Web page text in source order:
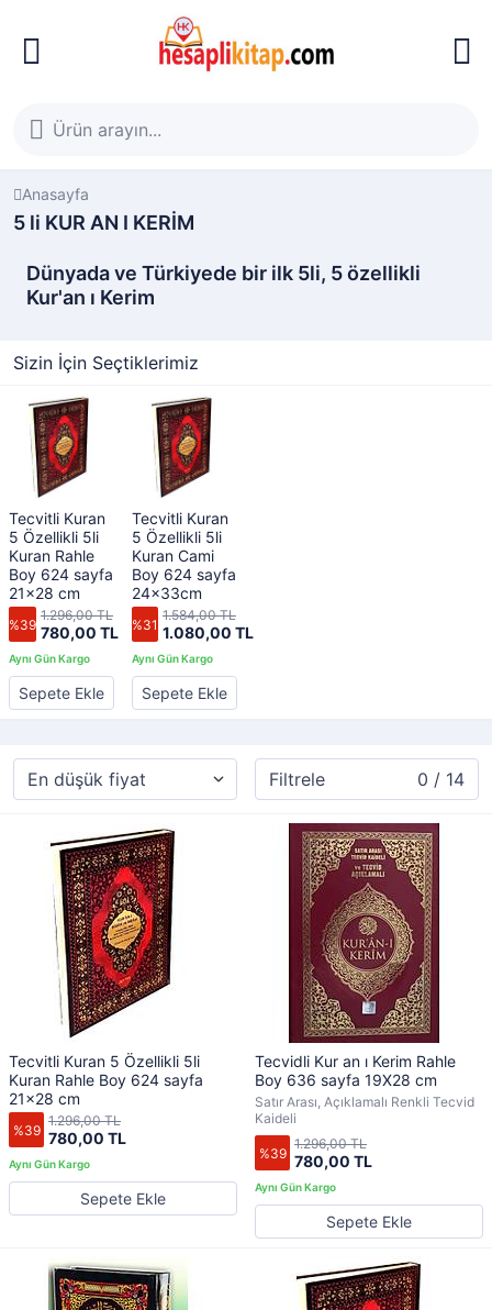
Anasayfa
5 li KUR AN I KERİM
Dünyada ve Türkiyede bir ilk 5li, 5 özellikli
Kur'an ı Kerim
Sizin İçin Seçtiklerimiz
Tecvitli Kuran
5 Özellikli 5li
Kuran Rahle
Boy 624 sayfa
21x28 cm
%39 780,00 TL
1.296,00 TL
Sepete Ekle
Tecvitli Kuran
5 Özellikli 5li
Kuran Cami
Boy 624 sayfa
24x33cm
%31 1.080,00 TL
1.584,00 TL
Sepete Ekle
Filtrele 0 / 14
Tecvitli Kuran 5 Özellikli 5li
Kuran Rahle Boy 624 sayfa
21x28 cm
%39 780,00 TL
1.296,00 TL
Sepete Ekle
Tecvidli Kur an ı Kerim Rahle
Boy 636 sayfa 19X28 cm
Satır Arası, Açıklamalı Renkli Tecvid
Kaideli
%39 780,00 TL
1.296,00 TL
Sepete Ekle